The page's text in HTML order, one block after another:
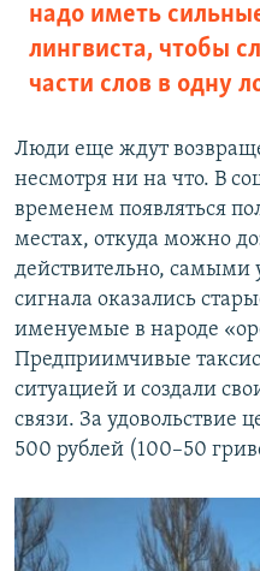
надо иметь
лингвиста, чтобы
части слов в одну
Люди еще ждут
несмотря ни на что. В
временем появляться
местах, откуда можно
действительно,
сигнала оказались
именуемые в народе
Предприимчивые
ситуацией и создали
связи. За удовольствие
500 рублей (100–50